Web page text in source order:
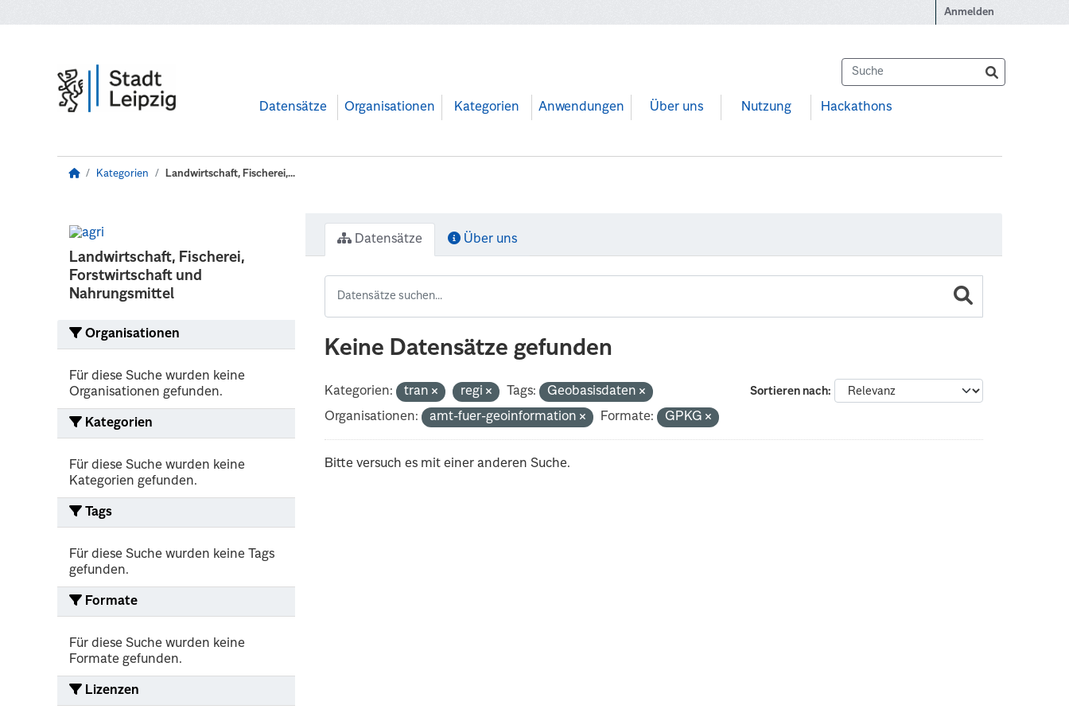
Anmelden
Datensätze Organisationen Kategorien Anwendungen Über uns Nutzung Hackathons
Kategorien Landwirtschaft, Fischerei,...
Landwirtschaft, Fischerei,
Forstwirtschaft und
Nahrungsmittel
Organisationen
Für diese Suche wurden keine
Organisationen gefunden.
Kategorien
Für diese Suche wurden keine
Kategorien gefunden.
Tags
Für diese Suche wurden keine Tags
gefunden.
Formate
Für diese Suche wurden keine
Formate gefunden.
Lizenzen
Datensätze Über uns
Keine Datensätze gefunden
Sortieren nach
Kategorien: tran regi Tags:
Geobasisdaten
Organisationen:
amt-fuer-geoinformation Formate: GPKG
Bitte versuch es mit einer anderen Suche.